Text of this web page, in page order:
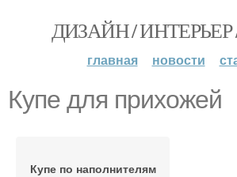
ДИЗАЙН / ИНТЕРЬЕР
главная новости
Купе для прихожей
Купе по наполнителям